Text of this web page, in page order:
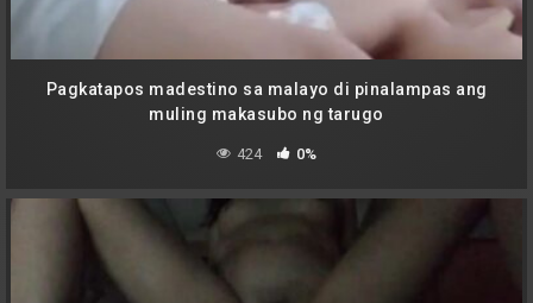
Pagkatapos madestino sa malayo di pinalampas ang
muling makasubo ng tarugo
424 0%